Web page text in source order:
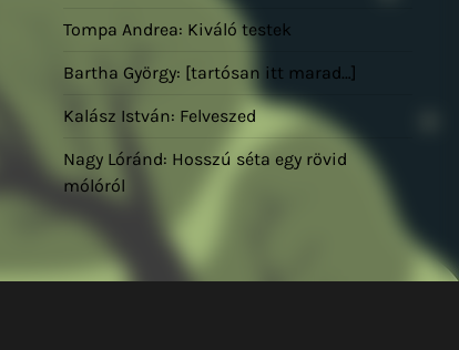
Tompa Andrea: Kiváló testek
Bartha György: [tartósan itt marad…]
Kalász István: Felveszed
Nagy Lóránd: Hosszú séta egy rövid
mólóról